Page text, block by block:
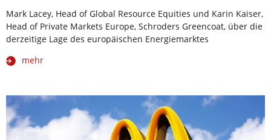
Mark Lacey, Head of Global Resource Equities und Karin Kaiser,
Head of Private Markets Europe, Schroders Greencoat, über die
derzeitige Lage des europäischen Energiemarktes
mehr